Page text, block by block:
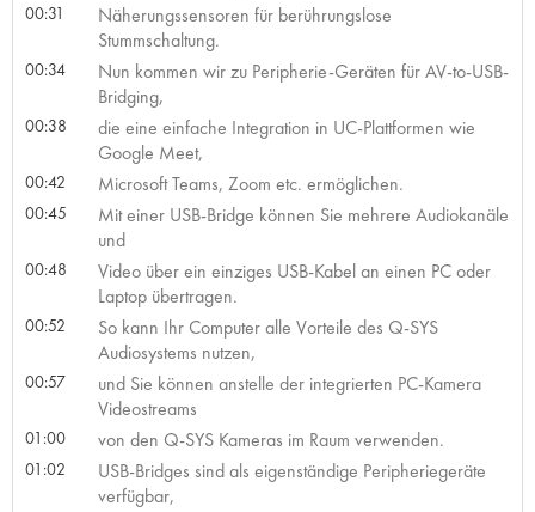
00:31
Näherungssensoren für berührungslose
Stummschaltung.
00:34
Nun kommen wir zu Peripherie-Geräten für AV-to-USB-
Bridging,
00:38
die eine einfache Integration in UC-Plattformen wie
Google Meet,
00:42 Microsoft Teams, Zoom etc. ermöglichen.
00:45
Mit einer USB-Bridge können Sie mehrere Audiokanäle
und
00:48
Video über ein einziges USB-Kabel an einen PC oder
Laptop übertragen.
00:52
So kann Ihr Computer alle Vorteile des Q-SYS
Audiosystems nutzen,
00:57
und Sie können anstelle der integrierten PC-Kamera
Videostreams
01:00 von den Q-SYS Kameras im Raum verwenden.
01:02
USB-Bridges sind als eigenständige Peripheriegeräte
verfügbar,